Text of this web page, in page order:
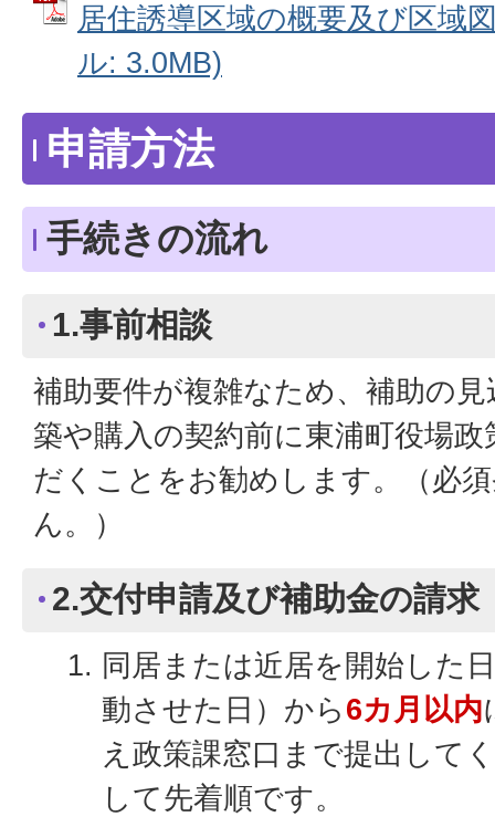
居住誘導区域の概要及び区域
ル: 3.0MB)
申請方法
手続きの流れ
1.事前相談
補助要件が複雑なため、補助の
築や購入の契約前に東浦町役場
だくことをお勧めします。（必
ん。）
2.交付申請及び補助金の請求
同居または近居を開始した
動させた日）から6カ月以内
え政策課窓口まで提出して
して先着順です。